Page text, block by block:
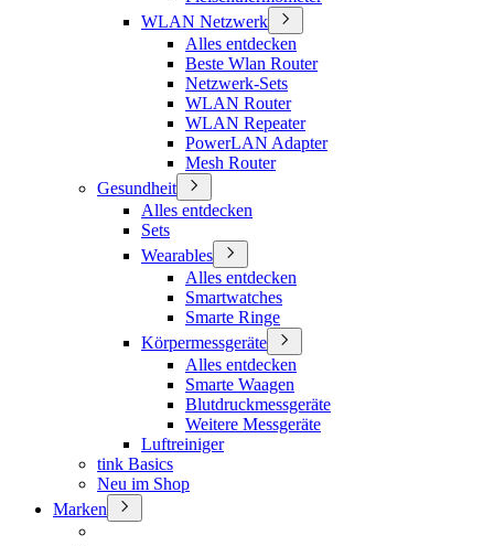
WLAN Netzwerk
Alles entdecken
Beste Wlan Router
Netzwerk-Sets
WLAN Router
WLAN Repeater
PowerLAN Adapter
Mesh Router
Gesundheit
Alles entdecken
Sets
Wearables
Alles entdecken
Smartwatches
Smarte Ringe
Körpermessgeräte
Alles entdecken
Smarte Waagen
Blutdruckmessgeräte
Weitere Messgeräte
Luftreiniger
tink Basics
Neu im Shop
Marken